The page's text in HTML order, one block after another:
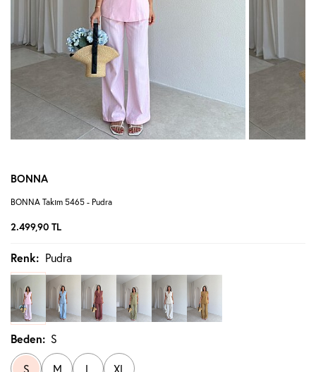
BONNA
BONNA Takım 5465 - Pudra
2.499,90 TL
Renk: Pudra
Beden: S
S M L XL